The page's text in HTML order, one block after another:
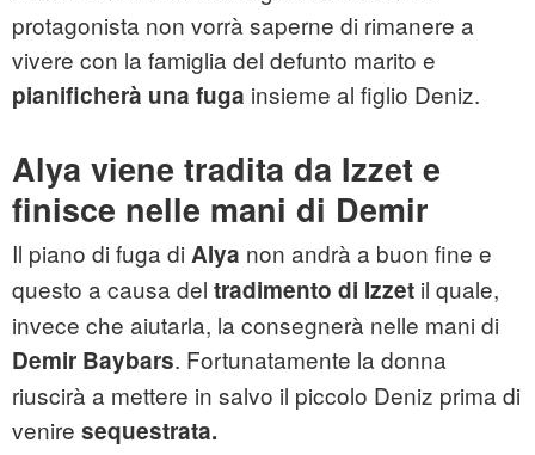
protagonista non vorrà saperne di rimanere a
vivere con la famiglia del defunto marito e
pianificherà una fuga insieme al figlio Deniz.
Alya viene tradita da Izzet e
finisce nelle mani di Demir
Il piano di fuga di Alya non andrà a buon fine e
questo a causa del tradimento di Izzet il quale,
invece che aiutarla, la consegnerà nelle mani di
Demir Baybars. Fortunatamente la donna
riuscirà a mettere in salvo il piccolo Deniz prima di
venire sequestrata.